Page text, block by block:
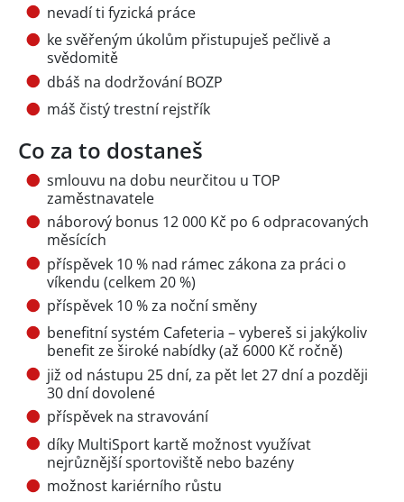
nevadí ti fyzická práce
ke svěřeným úkolům přistupuješ pečlivě a
svědomitě
dbáš na dodržování BOZP
máš čistý trestní rejstřík
Co za to dostaneš
smlouvu na dobu neurčitou u TOP
zaměstnavatele
náborový bonus 12 000 Kč po 6 odpracovaných
měsících
příspěvek 10 % nad rámec zákona za práci o
víkendu (celkem 20 %)
příspěvek 10 % za noční směny
benefitní systém Cafeteria – vybereš si jakýkoliv
benefit ze široké nabídky (až 6000 Kč ročně)
již od nástupu 25 dní, za pět let 27 dní a později
30 dní dovolené
příspěvek na stravování
díky MultiSport kartě možnost využívat
nejrůznější sportoviště nebo bazény
možnost kariérního růstu